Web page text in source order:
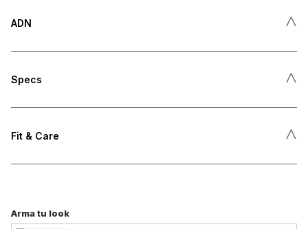
ADN ˄
Specs ˄
Fit & Care ˄
Arma tu look